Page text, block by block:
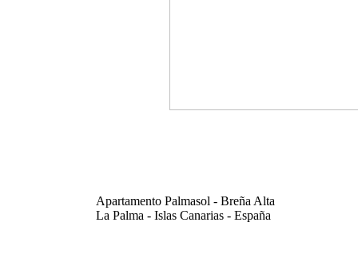
Apartamento Palmasol - Breña Alta
La Palma - Islas Canarias - España